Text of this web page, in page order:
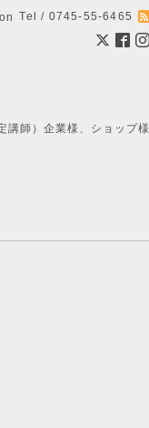
Tel / 0745-55-6465
講師）企業様、ショップ様